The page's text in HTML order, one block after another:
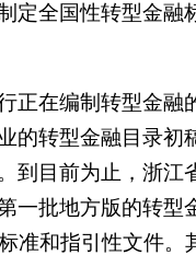
全国性转型金融
在编制转型金融
的转型金融目录初
到目前为止，浙江
一批地方版的转型
准和指引性文件。